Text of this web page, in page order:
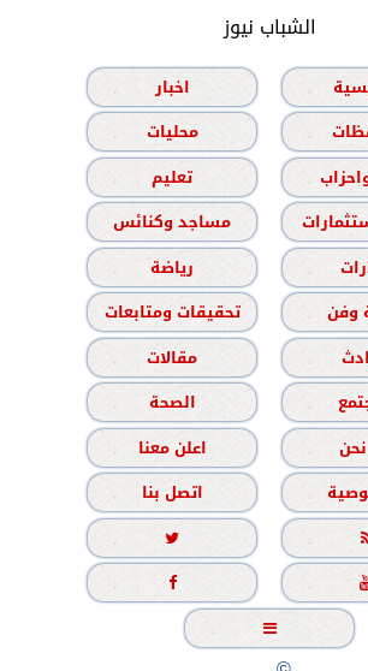
الشباب نيوز
اخبار
محليات
تعليم
مساجد وكنائس
رياضة
وفن
تحقيقات ومتابعات
مقالات
الصحة
اعلن معنا
اتصل بنا


